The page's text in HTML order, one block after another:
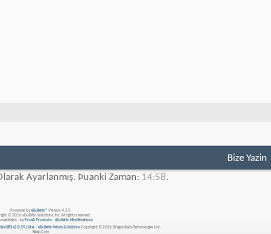
Bize Yazin
Ayarlanmış. Þuanki Zaman: 14:58.
Powered by vBulletin® Version 4.2.5
© 2026 vBulletin Solutions, Inc. All rights reserved.
- by
ProvB Products - vBulletin Modifications
SEO v2.0.39 (Lite)- vBulletin Mods & AddonsCopyright © 2026 DragonByte Technologies Ltd.
Nizip.Com